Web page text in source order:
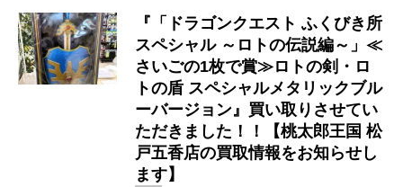
『「ドラゴンクエスト ふくびき所
スペシャル ～ロトの伝説編～」≪
さいごの1枚で賞≫ロトの剣・ロ
トの盾 スペシャルメタリックブル
ーバージョン』買い取りさせてい
ただきました！！【桃太郎王国 松
戸五香店の買取情報をお知らせし
ます】